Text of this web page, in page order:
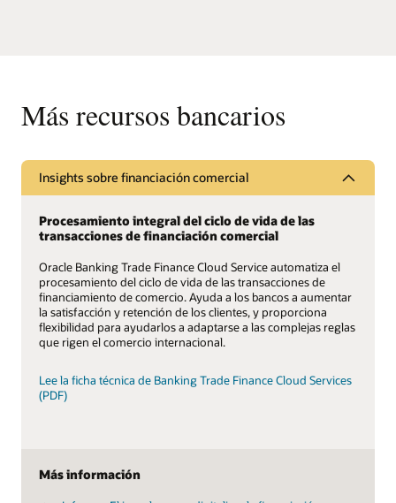
Más recursos bancarios
Insights sobre financiación comercial
Procesamiento integral del ciclo de vida de las
transacciones de financiación comercial
Oracle Banking Trade Finance Cloud Service automatiza el
procesamiento del ciclo de vida de las transacciones de
financiamiento de comercio. Ayuda a los bancos a aumentar
la satisfacción y retención de los clientes, y proporciona
flexibilidad para ayudarlos a adaptarse a las complejas reglas
que rigen el comercio internacional.
Lee la ficha técnica de Banking Trade Finance Cloud Services
(PDF)
Más información